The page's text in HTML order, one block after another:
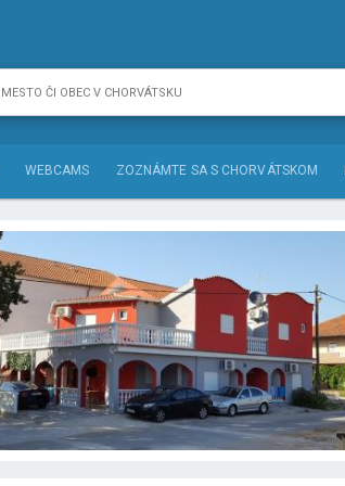
WEBCAMS ZOZNÁMTE SA S CHORVÁTSKOM